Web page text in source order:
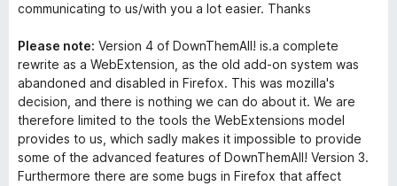
communicating to us/with you a lot easier. Thanks
Please note: Version 4 of DownThemAll! is.a complete
rewrite as a WebExtension, as the old add-on system was
abandoned and disabled in Firefox. This was mozilla's
decision, and there is nothing we can do about it. We are
therefore limited to the tools the WebExtensions model
provides to us, which sadly makes it impossible to provide
some of the advanced features of DownThemAll! Version 3.
Furthermore there are some bugs in Firefox that affect